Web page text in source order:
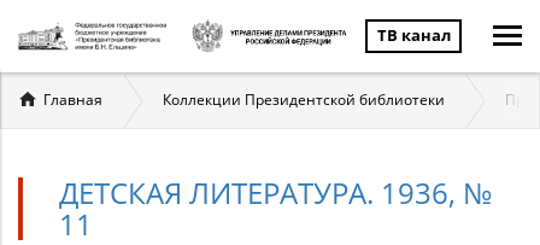
ТВ канал
Вы
здесь
Главная Коллекции Президентской библиотеки
ДЕТСКАЯ ЛИТЕРАТУРА. 1936, №
11